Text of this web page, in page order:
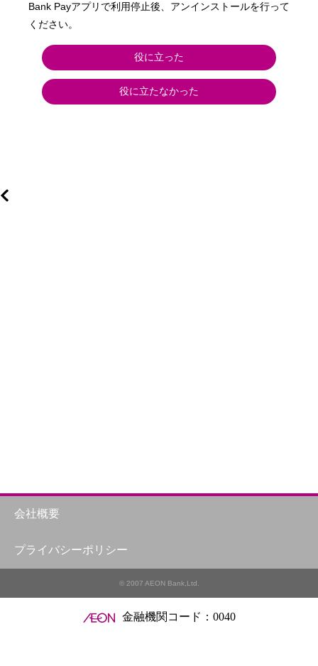
Bank Payアプリで利用停止後、アンインストールを行って
ください。
役に立った
役に立たなかった
会社概要
プライバシーポリシー
© 2007 AEON Bank,Ltd.
金融機関コード：0040